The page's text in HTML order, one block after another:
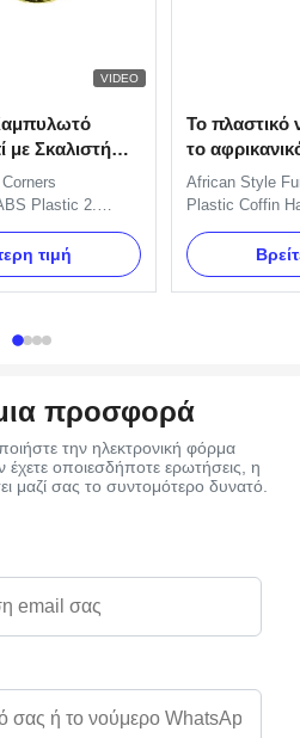
VIDEO
με Σκαλιστή
Plastic 2.
copper. 3.
then in carton.
5. ISO certificate
Corners
τιμή
Το πλαστικό
το
African Style
Plastic Coffin
include 6pcs
1pcs crucifix
brackets. Item
Material Plastic
προσφορά
την ηλεκτρονική φόρμα
έχετε οποιεσδήποτε ερωτήσεις, η
μαζί σας το συντομότερο δυνατό.